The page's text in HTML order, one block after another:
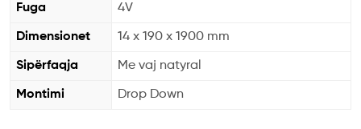
Fuga 4V
Dimensionet 14 x 190 x 1900 mm
Sipërfaqja Me vaj natyral
Montimi Drop Down